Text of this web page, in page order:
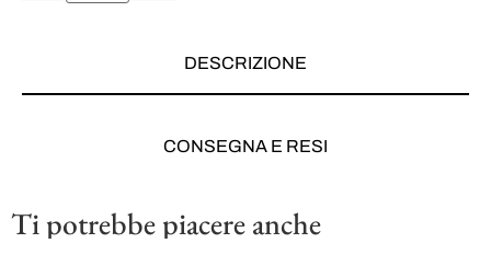
DESCRIZIONE
CONSEGNA E RESI
Ti potrebbe piacere anche